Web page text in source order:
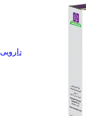
دانه و بذرهای دارویی
گیاهان دارویی